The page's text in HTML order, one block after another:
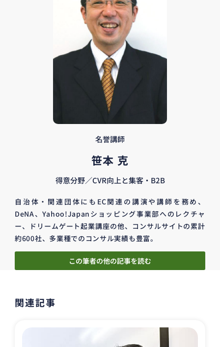
名誉講師
笹本 克
得意分野／CVR向上と集客・B2B
自治体・関連団体にもEC関連の講演や講師を務め、
DeNA、Yahoo!Japanショッピング事業部へのレクチャ
ー、ドリームゲート起業講座の他、コンサルサイトの累計
約600社、多業種でのコンサル実績も豊富。
この筆者の他の記事を読む
関連記事